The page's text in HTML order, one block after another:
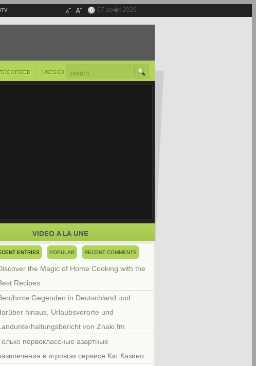
07 ao�t 2026
UNESCO
ENTRIES POPULAR RECENT COMMENTS
the Magic of Home Cooking with the
Recipes
Gegenden in Deutschland und
hinaus, Urlaubsvororte und
von Znaki.fm
первоклассные азартные
в игровом сервисе Кэт Казино